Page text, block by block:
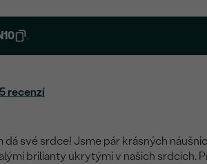
.
recenzí
dá své srdce! Jsme pár krásných
brilianty ukrytými v našich srdcích.